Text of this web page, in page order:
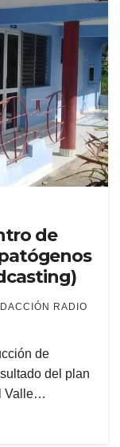
de
RADIO
de
del plan
Valle…